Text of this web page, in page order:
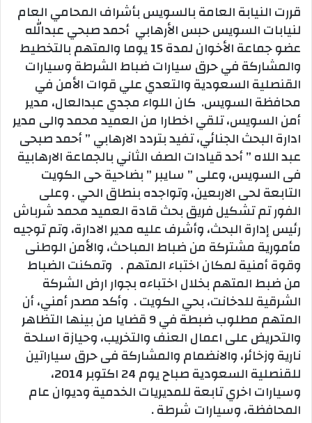
قررت النيابة العامة بالسويس بأشراف المحامي العام
لنيابات السويس حبس الأرهابي أحمد صبحي عبدالله
عضو جماعة الأخوان لمدة 15 يوما والمتهم بالتخطيط
والمشاركة في حرق سيارات ضباط الشرطة وسيارات
القنصلية السعودية والتعدي علي قوات الأمن في
محافظة السويس. كان اللواء مجدي عبدالعال، مدير
أمن السويس، تلقي اخطارا من العميد محمد والى مدير
ادارة البحث الجنائي، تفيد بتردد الارهابي ” أحمد صبحى
عبد اللاه ” أحد قيادات الصف الثاني بالجماعة الارهابية
فى السويس، وعلى ” سايبر ” بضاحية حى الكويت
التابعة لحى الاربعين، وتواجده بنطاق الحي . وعلى
الفور تم تشكيل فريق بحث قادة العميد محمد شرباش
رئيس إدارة البحث، وأشرف عليه مدير الادارة، وتم توجيه
مأمورية مشتركة من ضباط المباحث، والأمن الوطنى
وقوة أمنية لمكان اختباء المتهم . وتمكنت الضباط
من ضبط المتهم بخلال اختباءه بجوار ارض الشركة
الشرقية للدخانت، بحي الكويت . وأكد مصدر أمني، أن
المتهم مطلوب ضبطة في 9 قضايا من بينها التظاهر
والتحريض على اعمال العنف والتخريب، وحيازة اسلحة
نارية وزخائر، والانضمام والمشاركة فى حرق سياراتين
للقنصلية السعودية صباح يوم 24 اكتوبر 2014،
وسيارات اخري تابعة للمديريات الخدمية وديوان عام
المحافظة، وسيارات شرطة .